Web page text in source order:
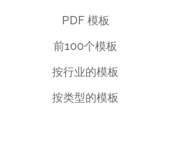
PDF 模板
前100个模板
按行业的模板
按类型的模板